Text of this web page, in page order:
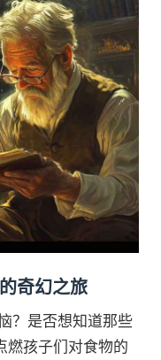
奇幻之旅
？是否想知道那些
燃孩子们对食物的